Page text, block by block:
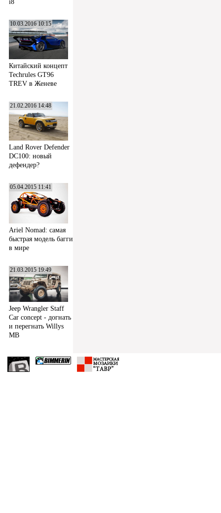
i8
10.03.2016 10:15
Китайский концепт
Techrules GT96
TREV в Женеве
21.02.2016 14:48
Land Rover Defender
DC100: новый
дефендер?
05.04.2015 11:41
Ariel Nomad: самая
быстрая модель багги
в мире
21.03.2015 19:49
Jeep Wrangler Staff
Car concept - догнать
и перегнать Willys
MB